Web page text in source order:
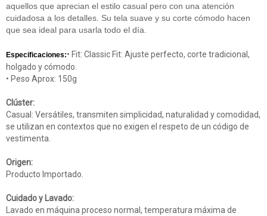
aquellos que aprecian el estilo casual pero con una atención
cuidadosa a los detalles. Su tela suave y su corte cómodo hacen
que sea ideal para usarla todo el día.
Especificaciones:• Fit: Classic Fit: Ajuste perfecto, corte tradicional,
holgado y cómodo.
• Peso Aprox: 150g
Clúster:
Casual: Versátiles, transmiten simplicidad, naturalidad y comodidad,
se utilizan en contextos que no exigen el respeto de un código de
vestimenta.
Origen:
Producto Importado.
Cuidado y Lavado:
Lavado en máquina proceso normal, temperatura máxima de